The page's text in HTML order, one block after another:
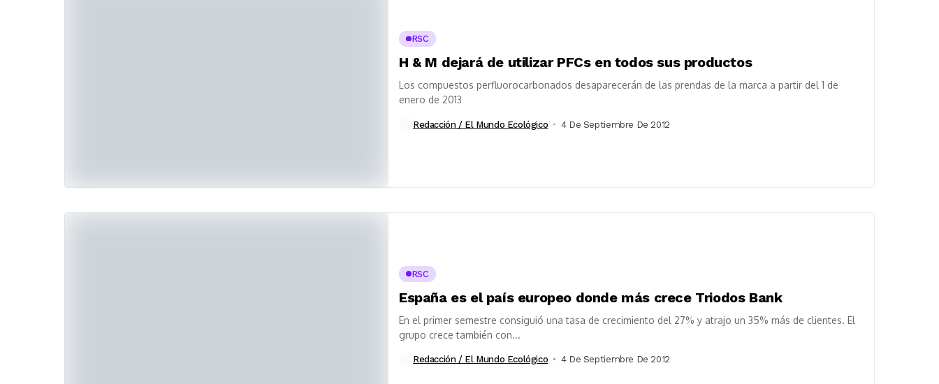
RSC
H & M dejará de utilizar PFCs en todos sus productos
Los compuestos perfluorocarbonados desaparecerán de las prendas de la marca a partir del 1 de
enero de 2013
Redacción / El Mundo Ecológico 4 De Septiembre De 2012
RSC
España es el país europeo donde más crece Triodos Bank
En el primer semestre consiguió una tasa de crecimiento del 27% y atrajo un 35% más de clientes. El
grupo crece también con...
Redacción / El Mundo Ecológico 4 De Septiembre De 2012